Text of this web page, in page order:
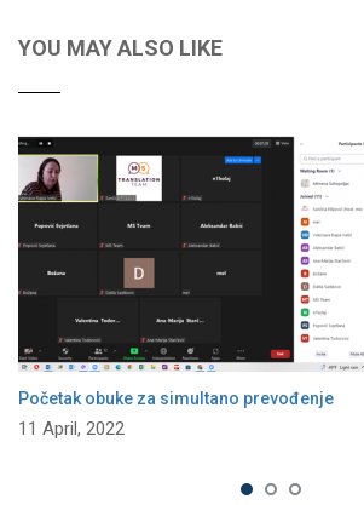
YOU MAY ALSO LIKE
Početak obuke za simultano prevođenje
11 April, 2022